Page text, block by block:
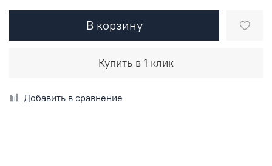
В корзину
Купить в 1 клик
Добавить в сравнение